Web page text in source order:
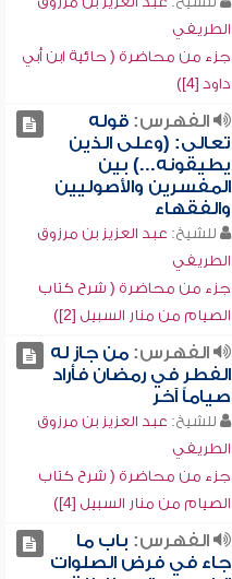
الطريفي
جزء من محاضرة ( حائية ابن أبي
داود [4])
الفهرس:قوله
تعالى: (وعلى الذين
يطيقونه...) بين
المفسرين والأصوليين
والفقهاء
للشيخ: عبد العزيز بن مرزوق
الطريفي
جزء من محاضرة ( شرح كتاب
الصيام من منار السبيل [2])
الفهرس:من جاز له
الفطر في رمضان فأراد
صياماً آخر
للشيخ: عبد العزيز بن مرزوق
الطريفي
جزء من محاضرة ( شرح كتاب
الصيام من منار السبيل [4])
الفهرس: باب ما
جاء في فرض الصلوات